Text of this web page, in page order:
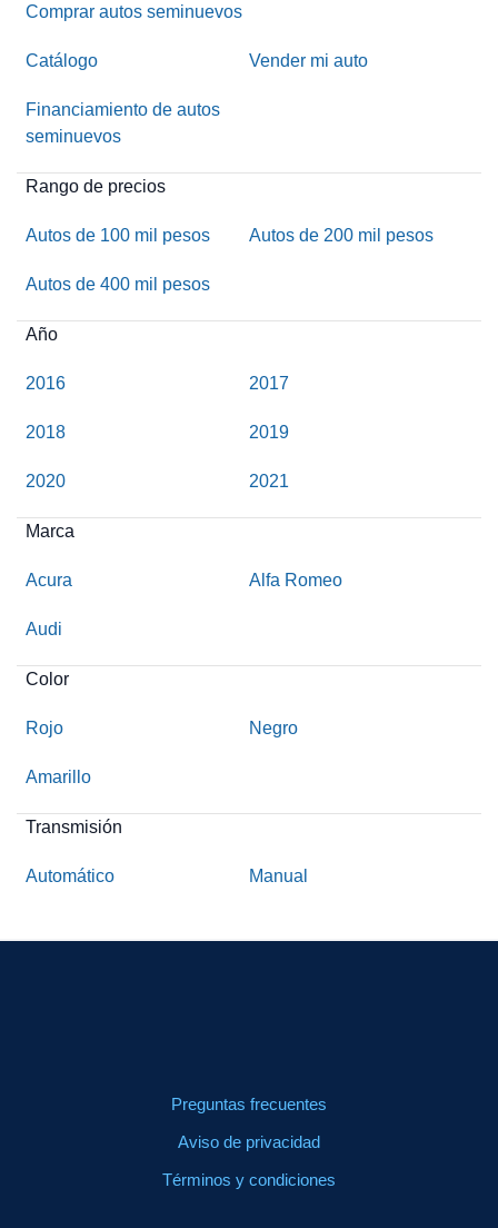
Comprar autos seminuevos
Catálogo Vender mi auto
Financiamiento de autos
seminuevos
Rango de precios
Autos de 100 mil pesos Autos de 200 mil pesos
Autos de 400 mil pesos
Año
2016 2017
2018 2019
2020 2021
Marca
Acura Alfa Romeo
Audi
Color
Rojo Negro
Amarillo
Transmisión
Automático Manual
Preguntas frecuentes
Aviso de privacidad
Términos y condiciones